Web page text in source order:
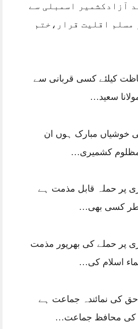
آزادکشمیر اسمبلی سے
مسلم اقلیت قرار،ختم
کیلئے کسی قربانی سے
سعید…
خوشیاں مبارک ہوں ان
کشمیری…
پر حملہ قابل مذمت ہے
کسی بھی…
پر حملے کی بھرپور مذمت
اسلام کی…
حق کی نمائندہ جماعت ہے
کی محافظ جماعت…